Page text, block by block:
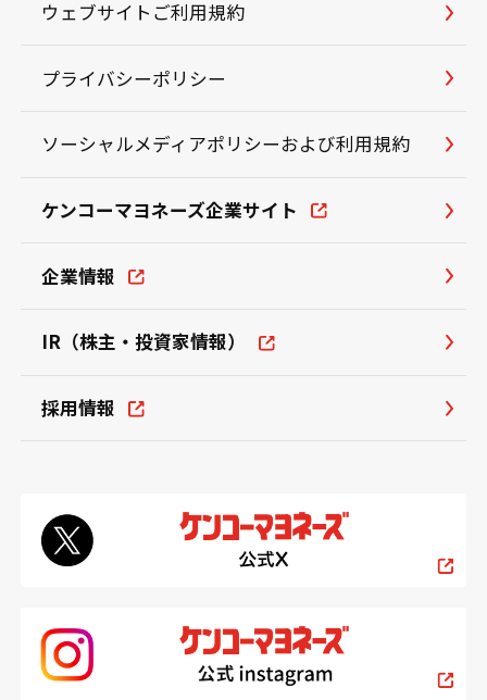
ウェブサイトご利用規約
プライバシーポリシー
ソーシャルメディアポリシーおよび利用規約
ケンコーマヨネーズ企業サイト
企業情報
IR（株主・投資家情報）
採用情報